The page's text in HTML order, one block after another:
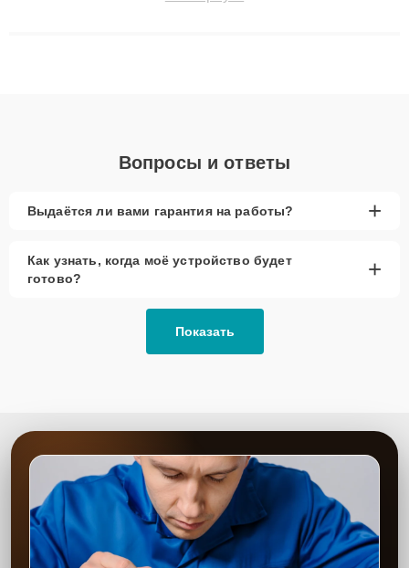
Вопросы и ответы
Выдаётся ли вами гарантия на работы? +
Как узнать, когда моё устройство будет
готово?
+
Показать